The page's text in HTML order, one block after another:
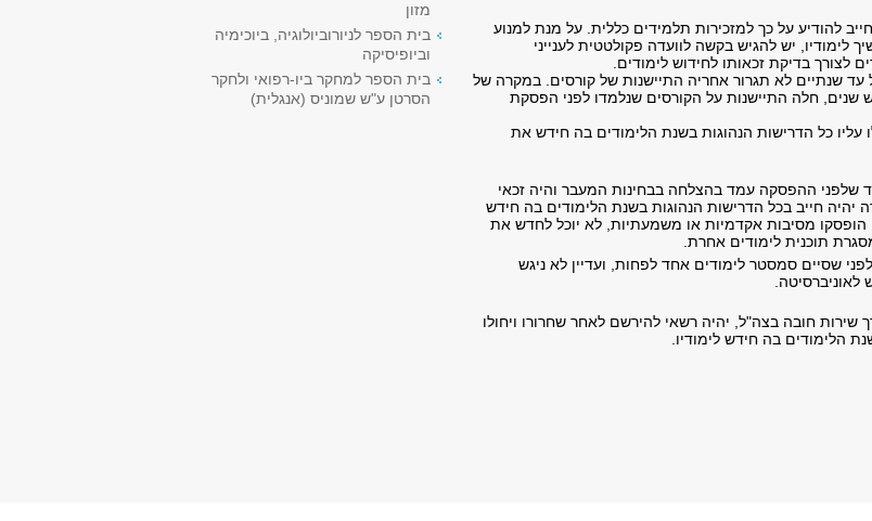
להודיע על כך למזכירות תלמידים כללית. על מנת למנוע
לימודיו, יש להגיש בקשה לוועדה פקולטטית לענייני
לצורך בדיקת זכאותו לחידוש לימודים.
שנתיים לא תגרור אחריה התיישנות של קורסים. במקרה של
חלה התיישנות על הקורסים שנלמדו לפני הפסקת
עליו כל הדרישות הנהוגות בשנת הלימודים בה חידש את
שלפני ההפסקה עמד בהצלחה בבחינות המעבר והיה זכאי
חייב בכל הדרישות הנהוגות בשנת הלימודים בה חידש
הופסקו מסיבות אקדמיות או משמעתיות, לא יוכל לחדש את
תוכנית לימודים אחרת.
שסיים סמסטר לימודים אחד לפחות, ועדיין לא ניגש
שירות חובה בצה"ל, יהיה רשאי להירשם לאחר שחרורו ויחולו
הלימודים בה חידש לימודיו.
מזון
בית הספר לניורוביולוגיה, ביוכימיה
וביופיסיקה
בית הספר למחקר ביו-רפואי ולחקר
הסרטן ע"ש שמוניס (אנגלית)